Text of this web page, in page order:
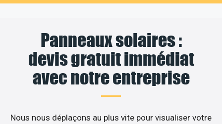
Panneaux solaires :
devis gratuit immédiat
avec notre entreprise
Nous nous déplaçons au plus vite pour visualiser votre